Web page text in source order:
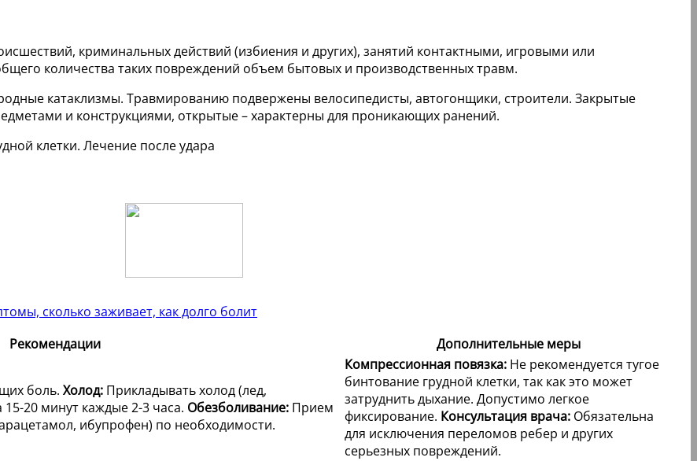
криминальных действий (избиения и других), занятий контактными, игровыми или
количества таких повреждений объем бытовых и производственных травм.
катаклизмы. Травмированию подвержены велосипедисты, автогонщики, строители. Закрытые
и конструкциями, открытые – характерны для проникающих ранений.
сколько заживает, как долго болит
Рекомендации Дополнительные меры
боль. Холод: Прикладывать холод (лед,
20 минут каждые 2-3 часа. Обезболивание: Прием
ибупрофен) по необходимости.
Компрессионная повязка: Не рекомендуется тугое
бинтование грудной клетки, так как это может
затруднить дыхание. Допустимо легкое
фиксирование. Консультация врача: Обязательна
для исключения переломов ребер и других
серьезных повреждений.